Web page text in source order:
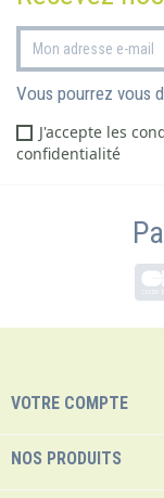
Vous pourrez vous
J'accepte les
confidentialité
VOTRE COMPTE
NOS PRODUITS